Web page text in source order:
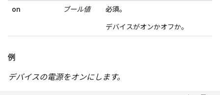
on ブール値 必須。
デバイスがオンかオフか。
例
デバイスの電源をオンにします。